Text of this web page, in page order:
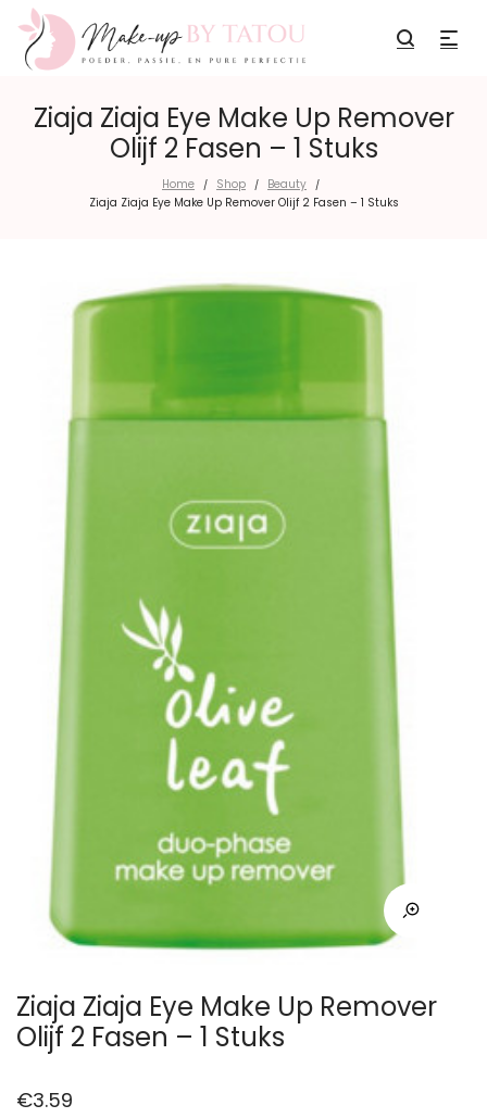
Ziaja Ziaja Eye Make Up Remover
Olijf 2 Fasen – 1 Stuks
Home / Shop / Beauty /
Ziaja Ziaja Eye Make Up Remover Olijf 2 Fasen – 1 Stuks
Ziaja Ziaja Eye Make Up Remover
Olijf 2 Fasen – 1 Stuks
€3.59